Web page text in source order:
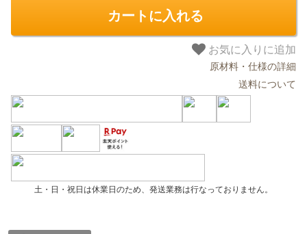
カートに入れる
お気に入りに追加
原材料・仕様の詳細
送料について
土・日・祝日は休業日のため、発送業務は行なっておりません。